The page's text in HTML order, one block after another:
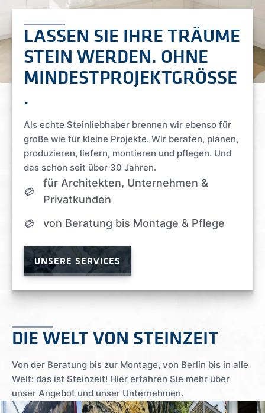
LASSEN SIE IHRE TRÄUME
STEIN WERDEN. OHNE
MINDESTPROJEKTGRÖSSE
.
Als echte Steinliebhaber brennen wir ebenso für
große wie für kleine Projekte. Wir beraten, planen,
produzieren, liefern, montieren und pflegen. Und
das schon seit über 30 Jahren.
für Architekten, Unternehmen &
Privatkunden
von Beratung bis Montage & Pflege
UNSERE SERVICES
DIE WELT VON STEINZEIT
Von der Beratung bis zur Montage, von Berlin bis in alle
Welt: das ist Steinzeit! Hier erfahren Sie mehr über
unser Angebot und unser Unternehmen.